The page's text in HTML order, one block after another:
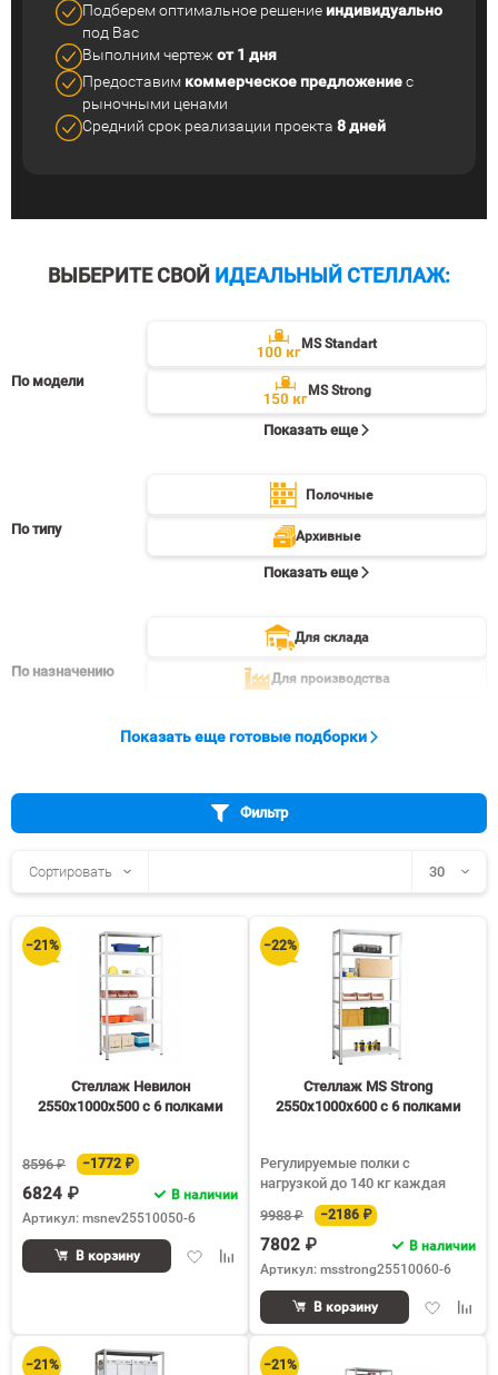
Подберем оптимальное решение индивидуально
под Вас
Выполним чертежот 1 дня
Предоставим коммерческое предложениес
рыночными ценами
Средний срок реализации проекта 8 дней
ВЫБЕРИТЕ СВОЙ ИДЕАЛЬНЫЙ СТЕЛЛАЖ:
По модели
MS Standart
MS Strong
Показать еще
По типу
Полочные
Архивные
Показать еще
По назначению
Для склада
Для производства
Показать еще готовые подборки
Фильтр
Сортировать 30
−21%
Стеллаж Невилон
2550х1000х500 c 6 полками
8596 ₽ −1772 ₽
6824 ₽
В наличии
Артикул: msnev25510050-6
ДобавитьДобавить
сравнению
В корзину
−22%
Стеллаж MS Strong
2550х1000х600 c 6 полками
Регулируемые полки с
нагрузкой до 140 кг каждая
9988 ₽
−2186 ₽
7802 ₽
В наличии
Артикул: msstrong25510060-6
Добавить
В корзину
−21% −21%